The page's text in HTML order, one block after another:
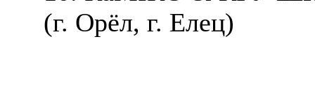
(г. Орёл, г. Елец)